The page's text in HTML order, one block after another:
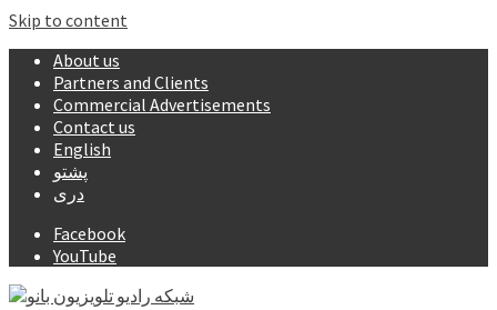
Skip to content
About us
Partners and Clients
Commercial Advertisements
Contact us
English
پشتو
دری
Facebook
YouTube